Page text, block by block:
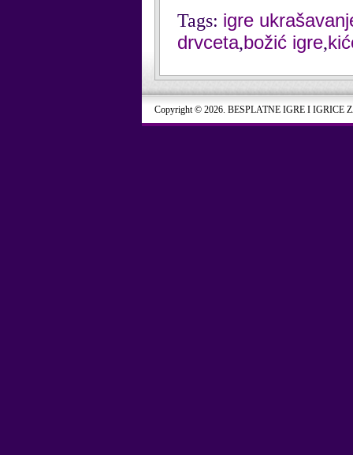
Tags: igre
drvceta,božić igre,
Copyright © 2026. BESPLATNE IGRE I IGRICE